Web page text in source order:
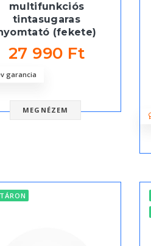
multifunkciós
tintasugaras
(fekete)
27 990 Ft
MEGNÉZEM
garancia